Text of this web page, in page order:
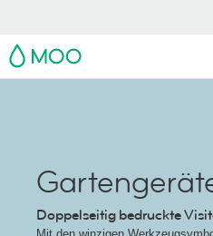
MOO
Doppelseitig bedruckte